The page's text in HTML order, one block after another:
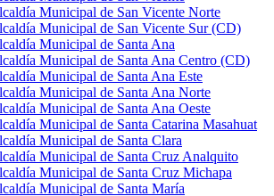
Municipal de San Vicente Norte
Municipal de San Vicente Sur (CD)
Municipal de Santa Ana
Municipal de Santa Ana Centro (CD)
Municipal de Santa Ana Este
Municipal de Santa Ana Norte
Municipal de Santa Ana Oeste
Municipal de Santa Catarina Masahuat
Municipal de Santa Clara
Municipal de Santa Cruz Analquito
Municipal de Santa Cruz Michapa
Municipal de Santa María